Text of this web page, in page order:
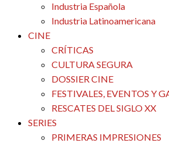
Industria Española
Industria Latinoamericana
CINE
CRÍTICAS
CULTURA SEGURA
DOSSIER CINE
FESTIVALES, EVENTOS Y
RESCATES DEL SIGLO XX
SERIES
PRIMERAS IMPRESIONES